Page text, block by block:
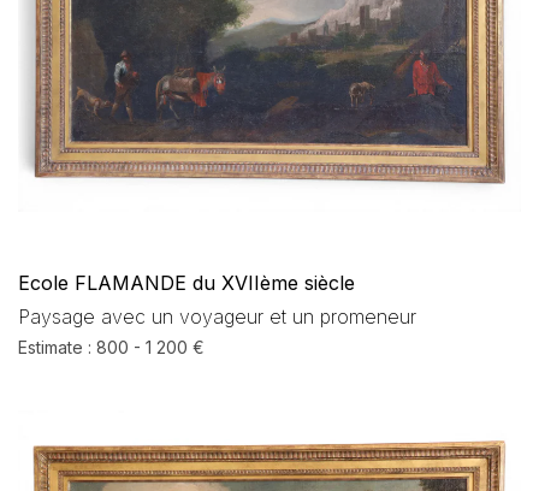
Ecole FLAMANDE du XVIIème siècle
Paysage avec un voyageur et un promeneur
Estimate : 800 - 1 200 €